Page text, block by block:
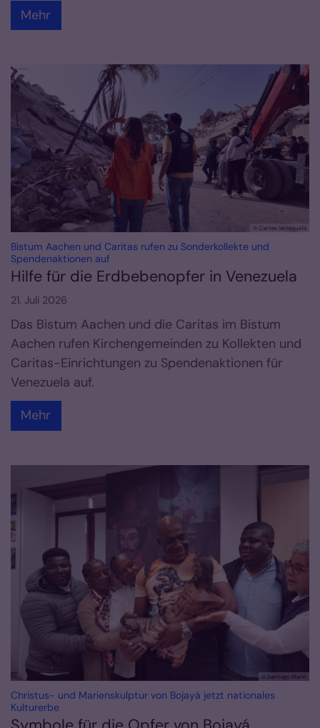
Mehr
© Caritas Venezuela
Bistum Aachen und Caritas rufen zu Sonderkollekte und
Spendenaktionen auf
Hilfe für die Erdbebenopfer in Venezuela
21. Juli 2026
Das Bistum Aachen und die Caritas im Bistum
Aachen rufen Kirchengemeinden zu Kollekten und
Caritas-Einrichtungen zu Spendenaktionen für
Venezuela auf.
Mehr
© Santiago Marín
Christus- und Marienskulptur von Bojayá jetzt nationales
Kulturerbe